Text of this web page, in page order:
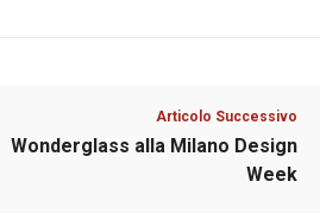
Articolo Successivo
Wonderglass alla Milano Design
Week